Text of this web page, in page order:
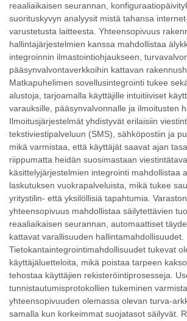
reaaliaikaisen seurannan,
suorituskyvyn analyysit mistä tahansa
varustetusta laitteesta. Yhteensopivuus
hallintajärjestelmien kanssa mahdollistaa
integroinnin ilmastointiohjaukseen,
pääsynvalvontaverkkoihin kattavan
Matkapuhelimen sovellusintegrointi tukee
alustoja, tarjoamalla käyttäjille intuitiiviset
varauksille, pääsynvalvonnalle ja ilmoitusten
Ilmoitusjärjestelmät yhdistyvät erilaisiin
tekstiviestipalveluun (SMS), sähköpostiin ja
mikä varmistaa, että käyttäjät saavat ajan
riippumatta heidän suosimastaan
käsittelyjärjestelmien integrointi mahdollistaa
laskutuksen vuokrapalveluista, mikä tukee
yritystilin- että yksilöllisiä tapahtumia.
yhteensopivuus mahdollistaa säilytettävien
reaaliaikaisen seurannan, automaattiset
kattavat varallisuuden hallintamahdollisuudet.
Tietokantaintegrointimahdollisuudet tukevat
käyttäjäluetteloita, mikä poistaa tarpeen
tehostaa käyttäjien rekisteröintiprosesseja.
tunnistautumisprotokollien tukeminen
yhteensopivuuden olemassa olevan turva-
samalla kun korkeimmat suojatasot säilyvät.